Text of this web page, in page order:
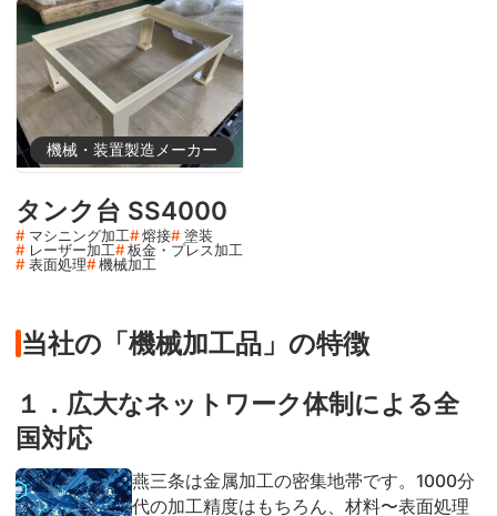
機械・装置製造メーカー
タンク台 SS4000
マシニング加工 熔接
塗装
レーザー加工
板金・プレス加工
表面処理
機械加工
当社の「機械加工品」の特徴
１．広大なネットワーク体制による全
国対応
燕三条は金属加工の密集地帯です。1000分
代の加工精度はもちろん、材料〜表面処理